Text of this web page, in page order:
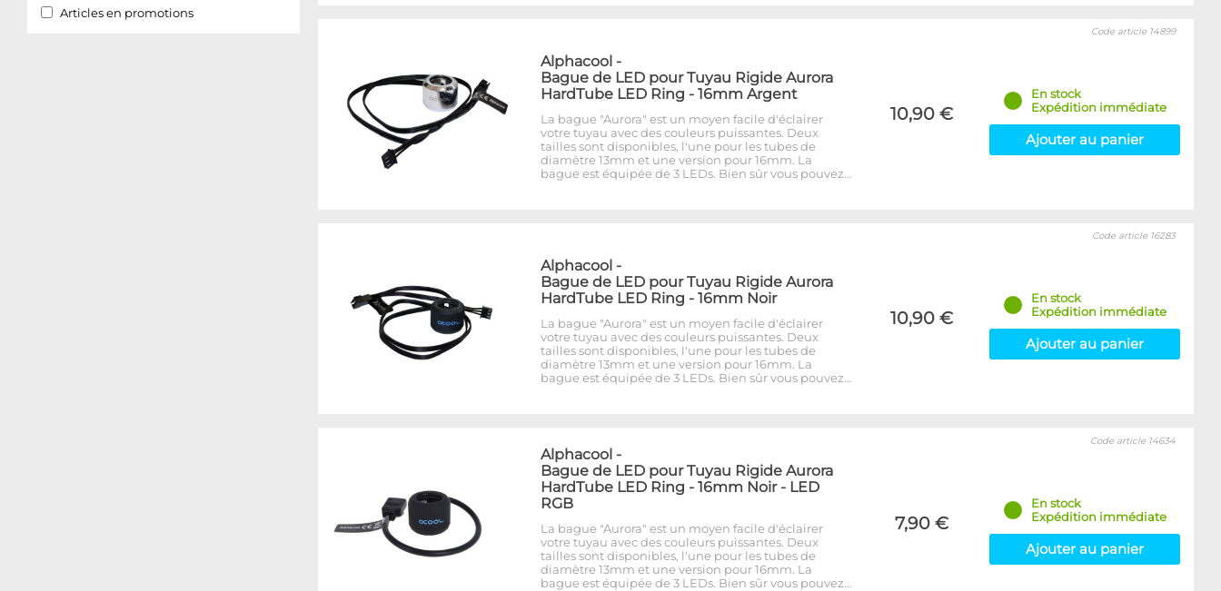
Articles en promotions
Alphacool -
Bague de LED pour Tuyau Rigide Aurora
HardTube LED Ring - 16mm Argent
La bague "Aurora" est un moyen facile d'éclairer
votre tuyau avec des couleurs puissantes. Deux
tailles sont disponibles, l'une pour les tubes de
diamètre 13mm et une version pour 16mm. La
bague est équipée de 3 LEDs. Bien sûr vous pouvez…
10,90 €
Code article 14899
En stock
Expédition immédiate
Ajouter au panier
Alphacool -
Bague de LED pour Tuyau Rigide Aurora
HardTube LED Ring - 16mm Noir
La bague "Aurora" est un moyen facile d'éclairer
votre tuyau avec des couleurs puissantes. Deux
tailles sont disponibles, l'une pour les tubes de
diamètre 13mm et une version pour 16mm. La
bague est équipée de 3 LEDs. Bien sûr vous pouvez…
10,90 €
Code article 16283
En stock
Expédition immédiate
Ajouter au panier
Alphacool -
Bague de LED pour Tuyau Rigide Aurora
HardTube LED Ring - 16mm Noir - LED
RGB
La bague "Aurora" est un moyen facile d'éclairer
votre tuyau avec des couleurs puissantes. Deux
tailles sont disponibles, l'une pour les tubes de
diamètre 13mm et une version pour 16mm. La
bague est équipée de 3 LEDs. Bien sûr vous pouvez…
7,90 €
Code article 14634
En stock
Expédition immédiate
Ajouter au panier